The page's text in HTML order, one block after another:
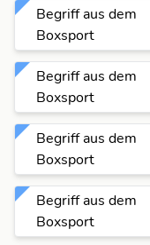
Begriff aus dem
Boxsport
Begriff aus dem
Boxsport
Begriff aus dem
Boxsport
Begriff aus dem
Boxsport